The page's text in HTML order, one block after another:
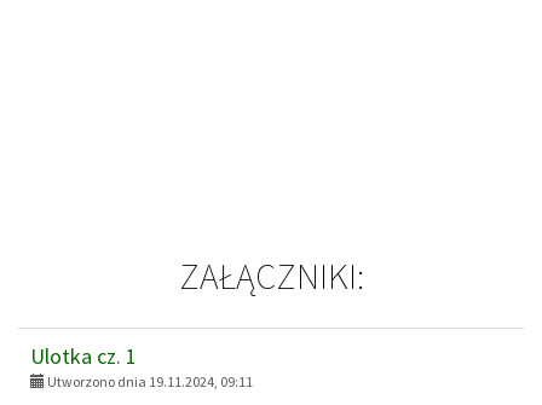
ZAŁĄCZNIKI:
Ulotka cz. 1
Utworzono dnia 19.11.2024, 09:11